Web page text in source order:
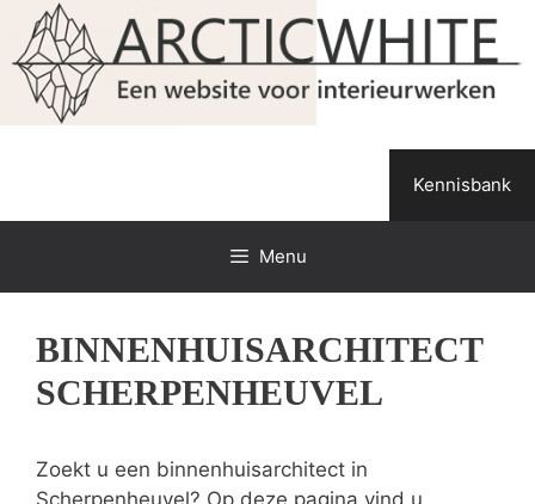
Spring
naar
de
inhoud
Kennisbank
Menu
BINNENHUISARCHITECT
SCHERPENHEUVEL
Zoekt u een binnenhuisarchitect in
Scherpenheuvel? Op deze pagina vind u